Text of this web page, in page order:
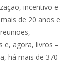
incentivo e
de 20 anos e
e, agora, livros –
há mais de 370